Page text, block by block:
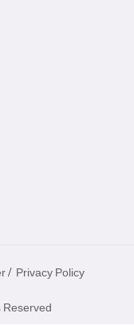
/ Privacy Policy
Reserved